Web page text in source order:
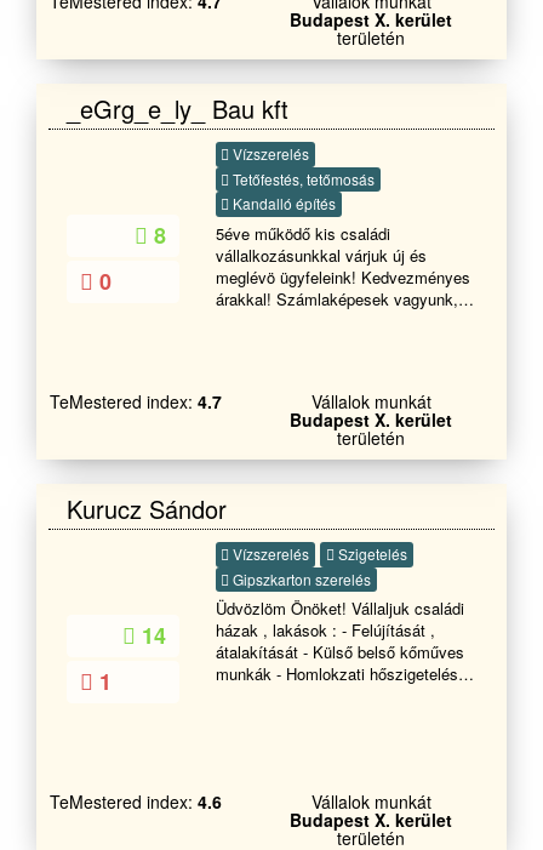
innyektálását.Tovabbá Támfalak
építését és bontását terasz építését
és burkolását válaljuk rövid határidőn
Kérem tekintse meg referencia
képeinket és ha tetszik a munkáink
akkor hívjon bizalommal
Budapest X. kerület
területén
_eGrg_e_ly_ Bau kft
8
0
Vízszerelés
Tetőfestés, tetőmosás
Kandalló építés
5éve működő kis családi
vállalkozásunkkal várjuk új és
meglévö ügyfeleink! Kedvezményes
árakkal! Számlaképesek vagyunk,
TeMestered index: 4.7 Vállalok munkát
Budapest X. kerület
területén
Kurucz Sándor
14
1
Vízszerelés
Szigetelés
Gipszkarton szerelés
Üdvözlöm Önöket! Vállaljuk családi
házak , lakások : - Felújítását ,
átalakítását - Külső belső kőműves
munkák - Homlokzati hőszigetelés -
TeMestered index: 4.6 Vállalok munkát
Budapest X. kerület
területén